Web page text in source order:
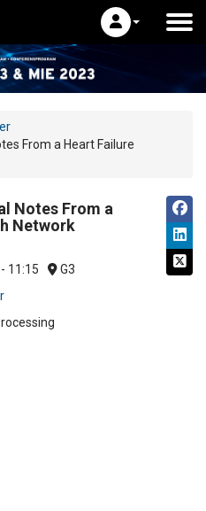
From a Heart Failure
Notes From a
Network
11:15
G3